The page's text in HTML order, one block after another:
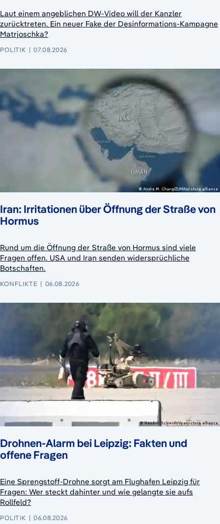
Laut einem angeblichen DW-Video will der Kanzler
zurücktreten. Ein neuer Fake der Desinformations-Kampagne
Matrjoschka?
POLITIK 07.08.2026
Iran: Irritationen über Öffnung der Straße von
Hormus
Rund um die Öffnung der Straße von Hormus sind viele
Fragen offen. USA und Iran senden widersprüchliche
Botschaften.
KONFLIKTE 06.08.2026
Drohnen-Alarm bei Leipzig: Fakten und
offene Fragen
Eine Sprengstoff-Drohne sorgt am Flughafen Leipzig für
Fragen: Wer steckt dahinter und wie gelangte sie aufs
Rollfeld?
POLITIK 06.08.2026